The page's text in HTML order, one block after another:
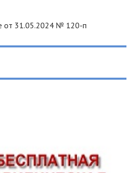
от 31.05.2024 № 120-п